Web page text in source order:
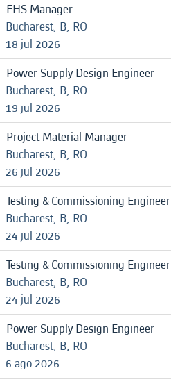
EHS Manager
Bucharest, B, RO
18 jul 2026
Power Supply Design Engineer
Bucharest, B, RO
19 jul 2026
Project Material Manager
Bucharest, B, RO
26 jul 2026
Testing & Commissioning Engineer
Bucharest, B, RO
24 jul 2026
Testing & Commissioning Engineer
Bucharest, B, RO
24 jul 2026
Power Supply Design Engineer
Bucharest, B, RO
6 ago 2026